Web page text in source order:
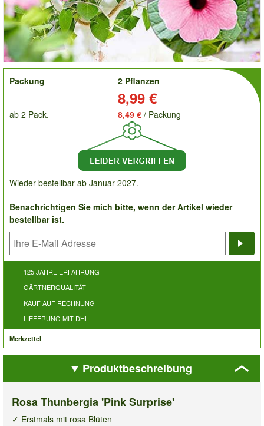
order
Packung
2 Pflanzen
8,99 €
ab 2 Pack. 8,49 € / Packung
Wieder bestellbar ab Januar 2027.
Benachrichtigen Sie mich bitte, wenn der Artikel wieder
bestellbar ist.
125 JAHRE ERFAHRUNG
GÄRTNERQUALITÄT
KAUF AUF RECHNUNG
LIEFERUNG MIT DHL
Merkzettel
Produktbeschreibung
Rosa Thunbergia 'Pink Surprise'
✓ Erstmals mit rosa Blüten